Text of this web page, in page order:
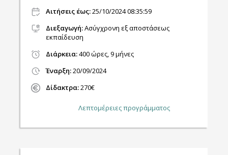
Αιτήσεις έως:25/10/2024 08:35:59
Διεξαγωγή:Ασύγχρονη εξ αποστάσεως
εκπαίδευση
Διάρκεια:400 ώρες, 9 μήνες
Έναρξη:20/09/2024
Δίδακτρα:270€
Λεπτομέρειες προγράμματος